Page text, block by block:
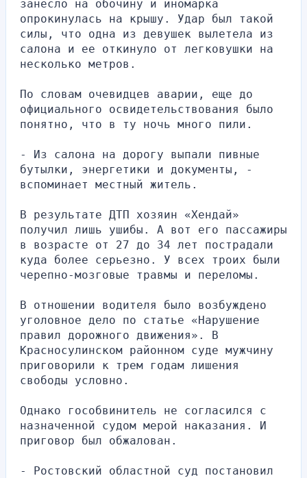
занесло на обочину и иномарка
опрокинулась на крышу. Удар был такой
силы, что одна из девушек вылетела из
салона и ее откинуло от легковушки на
несколько метров.
По словам очевидцев аварии, еще до
официального освидетельствования было
понятно, что в ту ночь много пили.
- Из салона на дорогу выпали пивные
бутылки, энергетики и документы, -
вспоминает местный житель.
В результате ДТП хозяин «Хендай»
получил лишь ушибы. А вот его пассажиры
в возрасте от 27 до 34 лет пострадали
куда более серьезно. У всех троих были
черепно-мозговые травмы и переломы.
В отношении водителя было возбуждено
уголовное дело по статье «Нарушение
правил дорожного движения». В
Красносулинском районном суде мужчину
приговорили к трем годам лишения
свободы условно.
Однако гособвинитель не согласился с
назначенной судом мерой наказания. И
приговор был обжалован.
- Ростовский областной суд постановил